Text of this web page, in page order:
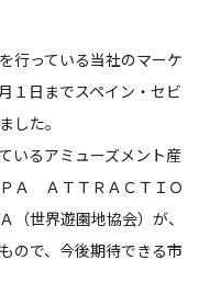
行っている当社のマーケ
１日までスペイン・セビ
した。
いるアミューズメント産
Ａ ＡＴＴＲＡＣＴＩＯ
世界遊園地協会）が、
ので、今後期待できる市